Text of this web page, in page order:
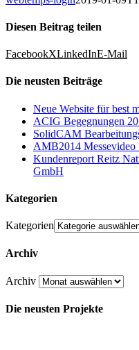
Diesen Beitrag teilen
FacebookXLinkedInE-Mail
Die neusten Beiträge
Neue Website für best
ACIG Begegnungen
SolidCAM
AMB2014
Kundenreport Reitz
GmbH
Kategorien
Kategorien
Archiv
Archiv
Die neusten Projekte